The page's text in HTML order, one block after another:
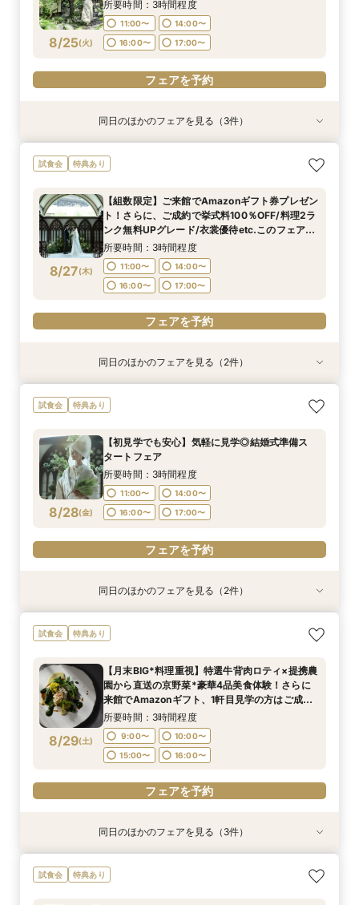
フェアを予約
16:00〜
17:00〜
フェアを予約
8/25(火)
所要時間：3時間程度
11:00〜
14:00〜
16:00〜
17:00〜
フェアを予約
特典あり
8/25(火)
【初見学でも安心】気軽に見学◎結婚式準備ス
タートフェア
11:00〜
14:00〜
16:00〜
17:00〜
フェアを予約
特典あり
8/25(火)
【組数限定】ご来館でAmazonギフト券プレゼン
ト！さらに、ご成約で挙式料100％OFF/料理2ラ
定の特典付リニューアル記念フェア◎
所要時間：3時間程度
11:00〜
14:00〜
16:00〜
17:00〜
フェアを予約
特典あり
8/25(火)
【少人数*おもてなし重視の方*必見】八坂の塔に
誓う挙式×実際のご婚礼料理ハーフコース試食で
所要時間：3時間程度
11:00〜
14:00〜
16:00〜
17:00〜
フェアを予約
同日のほかのフェアを見る（3件）
試食会 特典あり
8/27(木)
【組数限定】ご来館でAmazonギフト券プレゼン
ト！さらに、ご成約で挙式料100％OFF/料理2ラ
ンク無料UPグレード/衣裳優待etc.このフェア限
定の特典付リニューアル記念フェア◎
所要時間：3時間程度
11:00〜
14:00〜
16:00〜
17:00〜
フェアを予約
特典あり
8/27(木)
【初見学でも安心】気軽に見学◎結婚式準備ス
タートフェア
11:00〜
16:00〜
17:00〜
フェアを予約
特典あり
8/27(木)
【少人数*おもてなし重視の方*必見】八坂の塔に
誓う挙式×実際のご婚礼料理ハーフコース試食で
所要時間：3時間程度
16:00〜
17:00〜
フェアを予約
同日のほかのフェアを見る（2件）
試食会 特典あり
8/28(金)
【初見学でも安心】気軽に見学◎結婚式準備ス
タートフェア
所要時間：3時間程度
11:00〜
14:00〜
16:00〜
17:00〜
フェアを予約
特典あり
8/28(金)
【組数限定】ご来館でAmazonギフト券プレゼン
ト！さらに、ご成約で挙式料100％OFF/料理2ラ
定の特典付リニューアル記念フェア◎
所要時間：3時間程度
11:00〜
14:00〜
16:00〜
17:00〜
フェアを予約
特典あり
8/28(金)
【少人数*おもてなし重視の方*必見】八坂の塔に
誓う挙式×実際のご婚礼料理ハーフコース試食で
所要時間：3時間程度
11:00〜
14:00〜
16:00〜
17:00〜
フェアを予約
同日のほかのフェアを見る（2件）
試食会 特典あり
8/29(土)
【月末BIG*料理重視】特選牛背肉ロティ×提携農
園から直送の京野菜*豪華4品美食体験！さらに
来館でAmazonギフト、1軒目見学の方はご成約
で挙式料無料＆料理2ランクUP特典付◎
所要時間：3時間程度
9:00〜
10:00〜
15:00〜
16:00〜
フェアを予約
特典あり
【初見学でも安心】気軽に見学OK！八坂の塔を
目の前に仰ぐチャペルへの入場体験付*ハープや
特典あり
【文化財を貸切】京都東山に佇む「旧三井邸」全
館見学×「特選牛」や「八芳園伝統料理・祝い鯛
特典あり
【少人数*おもてなし重視の方*必見】八坂の塔に
誓う挙式×実際のご婚礼料理ハーフコース試食で
同日のほかのフェアを見る（3件）
試食会 特典あり